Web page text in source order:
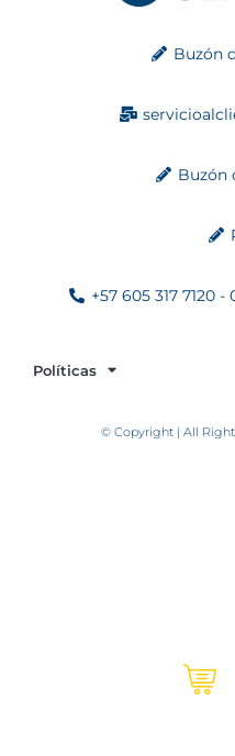
Buzón
Buzón
+57 605 317 7120
Políticas
© Copyright | All